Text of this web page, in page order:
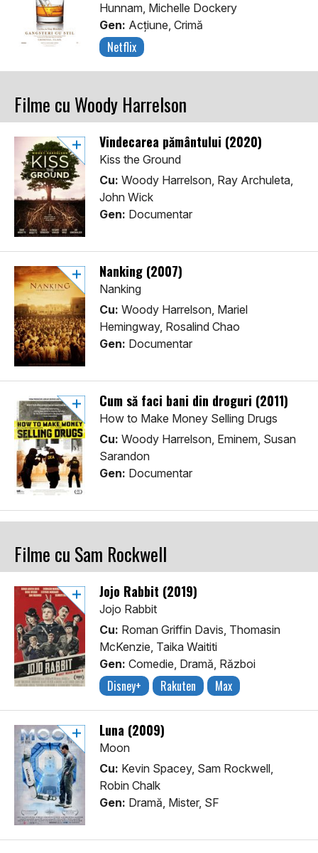
Hunnam, Michelle Dockery
Gen: Acţiune, Crimă
Netflix
Filme cu Woody Harrelson
Vindecarea pământului (2020)
Kiss the Ground
Cu: Woody Harrelson, Ray Archuleta,
John Wick
Gen: Documentar
Nanking (2007)
Nanking
Cu: Woody Harrelson, Mariel
Hemingway, Rosalind Chao
Gen: Documentar
Cum să faci bani din droguri (2011)
How to Make Money Selling Drugs
Cu: Woody Harrelson, Eminem, Susan
Sarandon
Gen: Documentar
Filme cu Sam Rockwell
Jojo Rabbit (2019)
Jojo Rabbit
Cu: Roman Griffin Davis, Thomasin
McKenzie, Taika Waititi
Gen: Comedie, Dramă, Război
Disney+ Rakuten Max
Luna (2009)
Moon
Cu: Kevin Spacey, Sam Rockwell,
Robin Chalk
Gen: Dramă, Mister, SF